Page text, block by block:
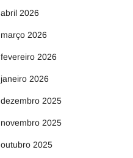
abril 2026
março 2026
fevereiro 2026
janeiro 2026
dezembro 2025
novembro 2025
outubro 2025